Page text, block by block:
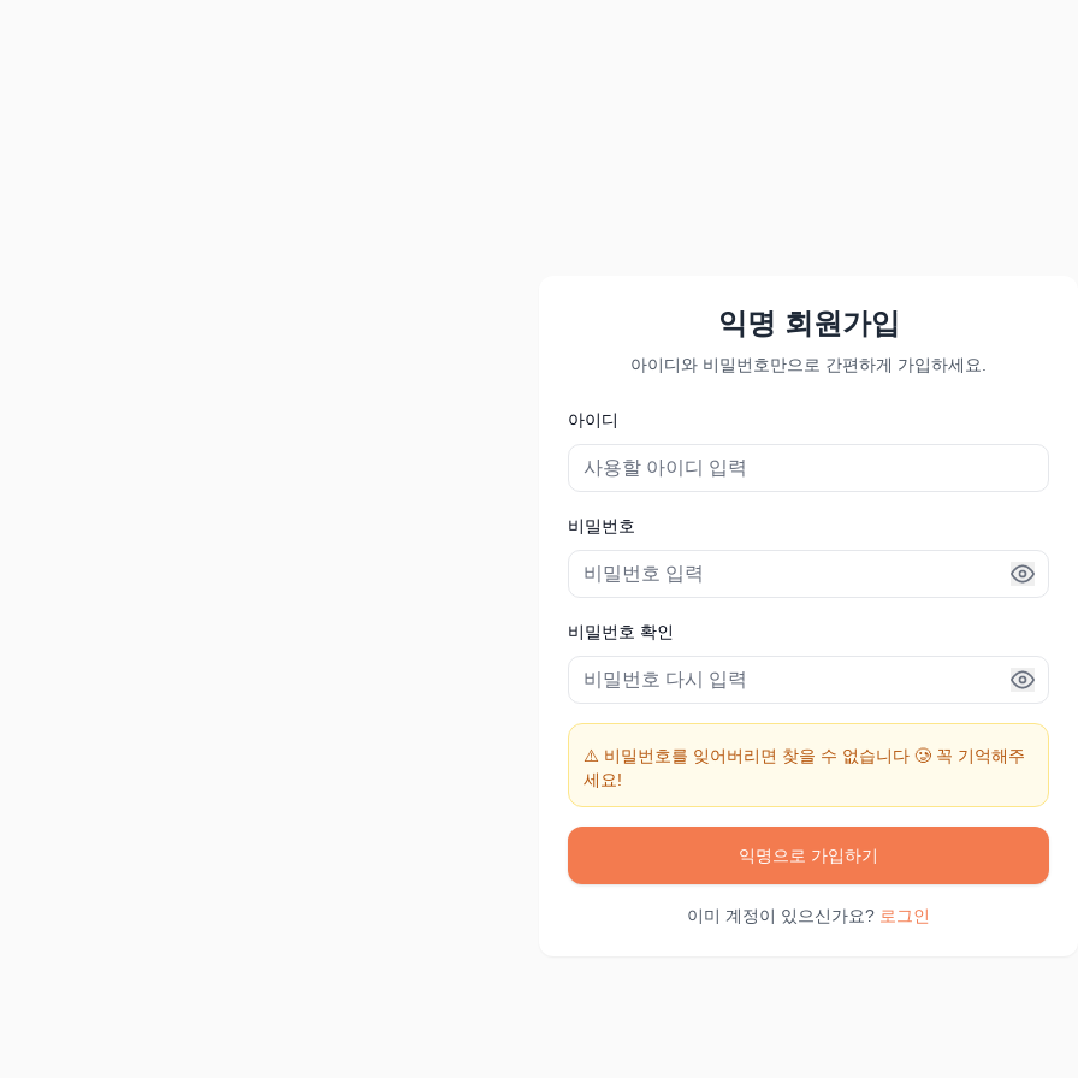
익명 회원가입
아이디와 비밀번호만으로 간편하게 가입하세요.
아이디
비밀번호
비밀번호 확인
⚠️ 비밀번호를 잊어버리면 찾을 수 없습니다 🥲 꼭 기억해주
세요!
익명으로 가입하기
이미 계정이 있으신가요? 로그인